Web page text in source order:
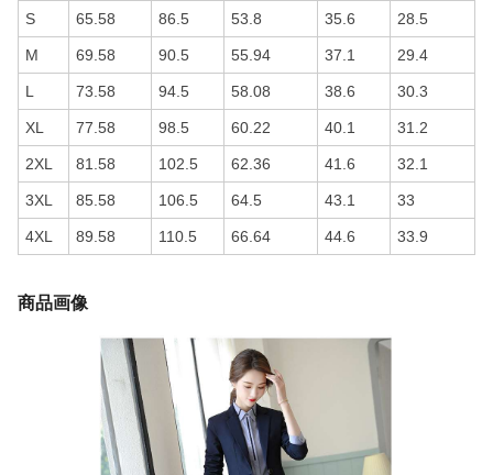
S 65.58 86.5 53.8 35.6 28.5
M 69.58 90.5 55.94 37.1 29.4
L 73.58 94.5 58.08 38.6 30.3
XL 77.58 98.5 60.22 40.1 31.2
2XL 81.58 102.5 62.36 41.6 32.1
3XL 85.58 106.5 64.5 43.1 33
4XL 89.58 110.5 66.64 44.6 33.9
商品画像